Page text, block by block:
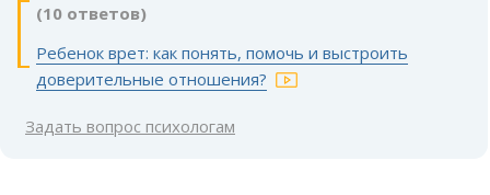
(10 ответов)
Ребенок врет: как понять, помочь и выстроить
доверительные отношения?
Задать вопрос психологам